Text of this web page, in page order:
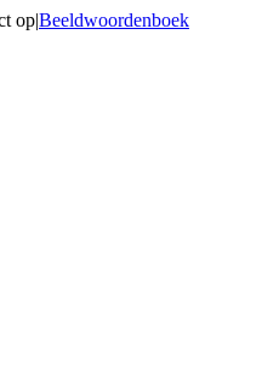
op|Beeldwoordenboek